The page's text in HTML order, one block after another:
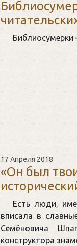
Библиосумерки
17 Апреля 2018
«Он был
Есть люди,
вписала в
Семёновича
конструктора